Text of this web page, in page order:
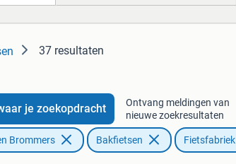
37 resultaten
je zoekopdracht
Ontvang meldingen van
nieuwe zoekresultaten
Brommers Bakfietsen Fietsfabriek